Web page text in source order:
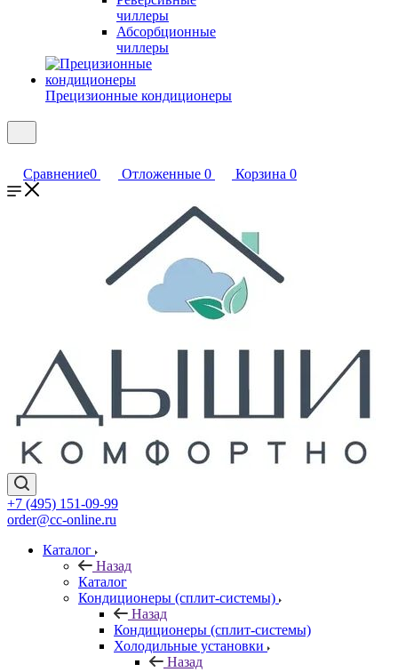
чиллеры
Абсорбционные
чиллеры
Прецизионные кондиционеры
Сравнение0 Отложенные 0 Корзина 0
+7 (495) 151-09-99
order@cc-online.ru
Каталог
Назад
Каталог
Кондиционеры (сплит-системы)
Назад
Кондиционеры (сплит-системы)
Холодильные установки
Назад